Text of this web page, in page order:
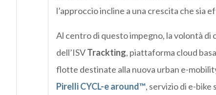
l’approccio incline a una crescita che sia
Al centro di questo impegno, la volontà
dell’ISVTrackting, piattaforma cloud
flotte destinate alla nuova urban e-
Pirelli CYCL-e around™, servizio di e-bike